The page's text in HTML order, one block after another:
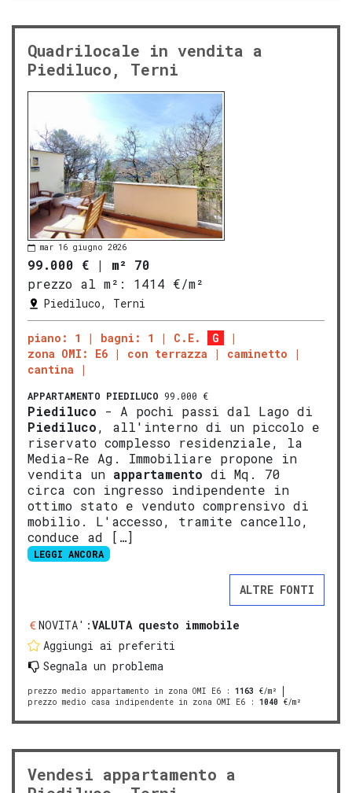
Quadrilocale in vendita a
Piediluco, Terni
mar 16 giugno 2026
99.000 € | m² 70
prezzo al m²:
1414 €/m²
Piediluco, Terni
piano: 1 bagni: 1 C.E.
G
zona OMI: E6
con terrazza
caminetto
cantina
APPARTAMENTO PIEDILUCO 99.000 €
Piediluco - A pochi passi dal Lago di
Piediluco, all'interno di un piccolo e
riservato complesso residenziale, la
Media-Re Ag. Immobiliare propone in
vendita un appartamento di Mq. 70
circa con ingresso indipendente in
ottimo stato e venduto comprensivo di
mobilio. L'accesso, tramite cancello,
conduce ad […]
LEGGI ANCORA
ALTRE FONTI
NOVITA':VALUTA questo immobile
Aggiungi ai preferiti
Segnala un problema
prezzo medio appartamento in zona OMI E6 : 1163 €/m²
prezzo medio casa indipendente in zona OMI E6 : 1040 €/m²
Vendesi appartamento a